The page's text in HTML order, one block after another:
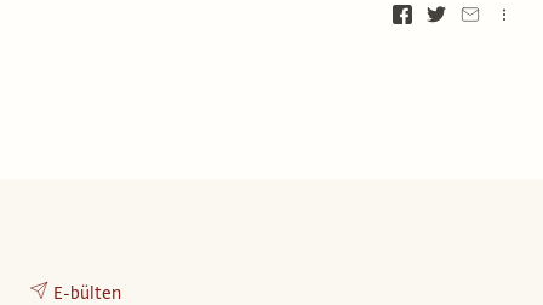
E-bülten